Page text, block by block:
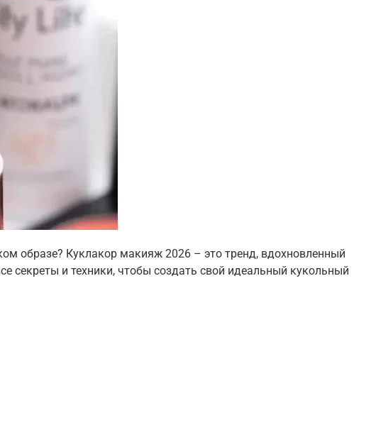
образе? Куклакор макияж 2026 – это тренд, вдохновленный
секреты и техники, чтобы создать свой идеальный кукольный